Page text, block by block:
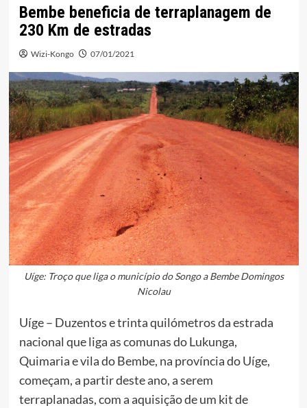
Bembe beneficia de terraplanagem de
230 Km de estradas
Wizi-Kongo 07/01/2021
Uíge: Troço que liga o município do Songo a Bembe Domingos
Nicolau
Uíge – Duzentos e trinta quilómetros da estrada
nacional que liga as comunas do Lukunga,
Quimaria e vila do Bembe, na província do Uíge,
começam, a partir deste ano, a serem
terraplanadas, com a aquisição de um kit de